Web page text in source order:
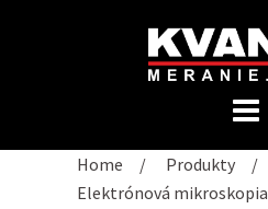
Home / Produkty
/
Elektrónová mikroskopia